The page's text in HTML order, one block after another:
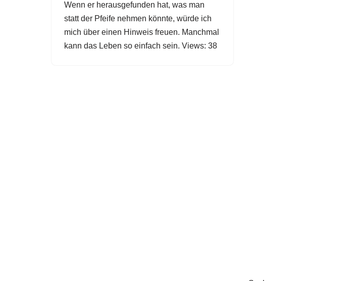
Wenn er herausgefunden hat, was man
statt der Pfeife nehmen könnte, würde ich
mich über einen Hinweis freuen. Manchmal
kann das Leben so einfach sein. Views: 38